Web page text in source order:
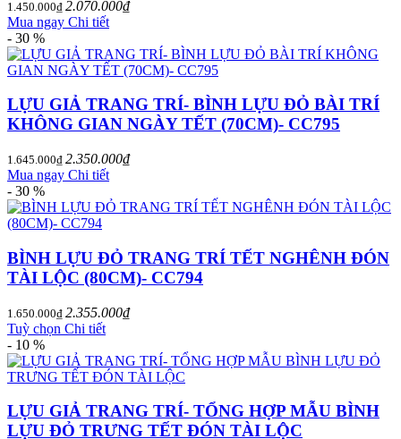
1.450.000₫ 2.070.000₫
Mua ngay Chi tiết
- 30 %
LỰU GIẢ TRANG TRÍ- BÌNH LỰU ĐỎ BÀI TRÍ
KHÔNG GIAN NGÀY TẾT (70CM)- CC795
1.645.000₫ 2.350.000₫
Mua ngay Chi tiết
- 30 %
BÌNH LỰU ĐỎ TRANG TRÍ TẾT NGHÊNH ĐÓN
TÀI LỘC (80CM)- CC794
1.650.000₫ 2.355.000₫
Tuỳ chọn Chi tiết
- 10 %
LỰU GIẢ TRANG TRÍ- TỔNG HỢP MẪU BÌNH
LỰU ĐỎ TRƯNG TẾT ĐÓN TÀI LỘC